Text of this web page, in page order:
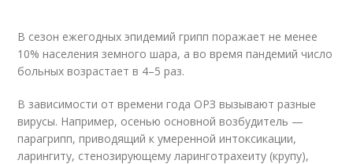
В сезон ежегодных эпидемий грипп поражает не менее
10% населения земного шара, а во время пандемий число
больных возрастает в 4–5 раз.
В зависимости от времени года ОРЗ вызывают разные
вирусы. Например, осенью основной возбудитель —
парагрипп, приводящий к умеренной интоксикации,
ларингиту, стенозирующему ларинготрахеиту (крупу),